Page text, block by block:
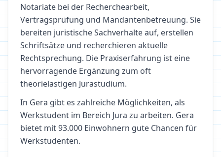
Notariate bei der Recherchearbeit,
Vertragsprüfung und Mandantenbetreuung. Sie
bereiten juristische Sachverhalte auf, erstellen
Schriftsätze und recherchieren aktuelle
Rechtsprechung. Die Praxiserfahrung ist eine
hervorragende Ergänzung zum oft
theorielastigen Jurastudium.
In Gera gibt es zahlreiche Möglichkeiten, als
Werkstudent im Bereich Jura zu arbeiten. Gera
bietet mit 93.000 Einwohnern gute Chancen für
Werkstudenten.